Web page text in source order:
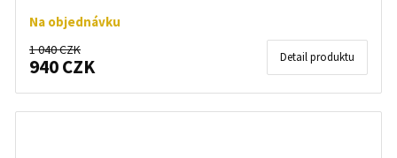
Na objednávku
1 040 CZK
940 CZK Detail produktu